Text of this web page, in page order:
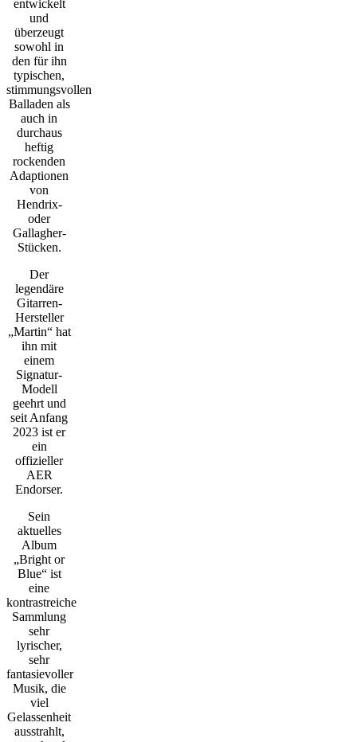
entwickelt
und
überzeugt
sowohl in
den für ihn
typischen,
stimmungsvollen
Balladen als
auch in
durchaus
heftig
rockenden
Adaptionen
von
Hendrix-
oder
Gallagher-
Stücken.
Der
legendäre
Gitarren-
Hersteller
„Martin“ hat
ihn mit
einem
Signatur-
Modell
geehrt und
seit Anfang
2023 ist er
ein
offizieller
AER
Endorser.
Sein
aktuelles
Album
„Bright or
Blue“ ist
eine
kontrastreiche
Sammlung
sehr
lyrischer,
sehr
fantasievoller
Musik, die
viel
Gelassenheit
ausstrahlt,